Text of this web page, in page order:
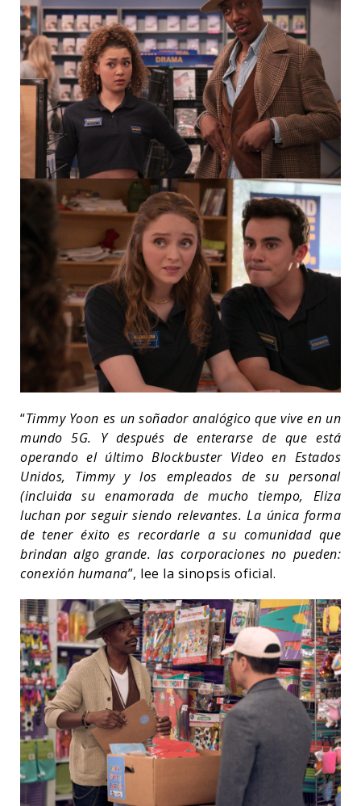
“Timmy Yoon es un soñador analógico que vive en un
mundo 5G. Y después de enterarse de que está
operando el último Blockbuster Video en Estados
Unidos, Timmy y los empleados de su personal
(incluida su enamorada de mucho tiempo, Eliza
luchan por seguir siendo relevantes. La única forma
de tener éxito es recordarle a su comunidad que
brindan algo grande. las corporaciones no pueden:
conexión humana”, lee la sinopsis oficial.